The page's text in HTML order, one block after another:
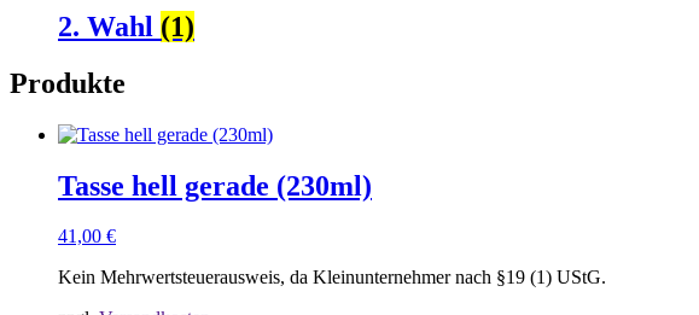
2. Wahl (1)
Produkte
Tasse hell gerade (230ml)
41,00 €
Kein Mehrwertsteuerausweis, da Kleinunternehmer nach §19 (1) UStG.